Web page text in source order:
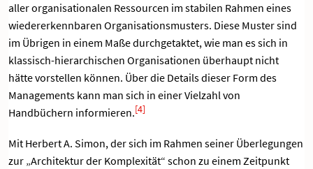
aller organisationalen Ressourcen im stabilen Rahmen eines
wiedererkennbaren Organisationsmusters. Diese Muster sind
im Übrigen in einem Maße durchgetaktet, wie man es sich in
klassisch-hierarchischen Organisationen überhaupt nicht
hätte vorstellen können. Über die Details dieser Form des
Managements kann man sich in einer Vielzahl von
Handbüchern informieren.[4]
Mit Herbert A. Simon, der sich im Rahmen seiner Überlegungen
zur „Architektur der Komplexität“ schon zu einem Zeitpunkt